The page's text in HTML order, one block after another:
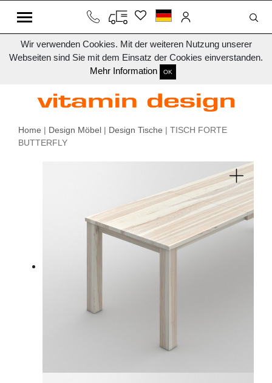
Wir verwenden Cookies. Mit der weiteren Nutzung unserer
Webseiten sind Sie mit dem Einsatz der Cookies einverstanden.
Mehr Information
OK
Home | Design Möbel | Design Tische | TISCH FORTE
BUTTERFLY